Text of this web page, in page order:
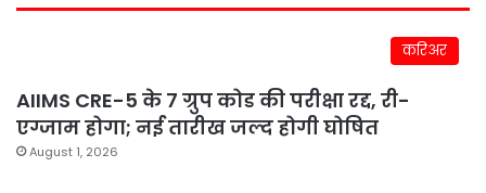
करिअर
AIIMS CRE-5 के 7 ग्रुप कोड की परीक्षा रद्द, री-
एग्जाम होगा; नई तारीख जल्द होगी घोषित
August 1, 2026